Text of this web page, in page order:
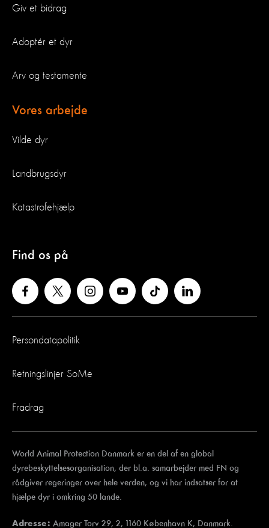
Giv et bidrag
Adoptér et dyr
Arv og testamente
Vores arbejde
Vilde dyr
Landbrugsdyr
Katastrofehjælp
Find os på
Persondatapolitik
Retningslinjer SoMe
Fradrag
World Animal Protection Danmark er en del af en global
dyrebeskyttelsesorganisation, der bl.a. samarbejder med FN og
rådgiver regeringer over hele verden, og vi har indsatser for at
hjælpe dyr i omkring 50 lande.
Adresse: Amager Torv 29, 2, 1160 København K, Danmark.